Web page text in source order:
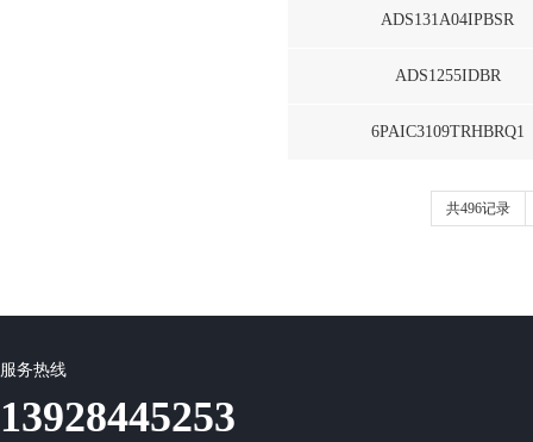
ADS131A04IPBSR
ADS1255IDBR
6PAIC3109TRHBRQ1
共496记录
服务热线
13928445253